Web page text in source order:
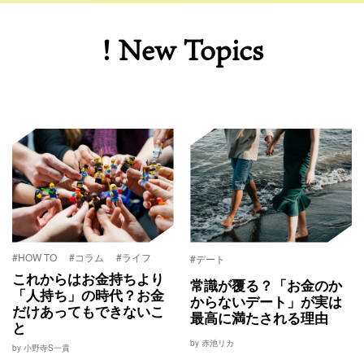
! New Topics
#HOW TO #コラム #ライフ
これからはお金持ちより
「人持ち」の時代？お金
だけあってもできないこ
と
by 小野寺S一貴
#デート
常識が覆る？「お金のか
からないデート」が実は
最高に満たされる理由
by 赤池リカ